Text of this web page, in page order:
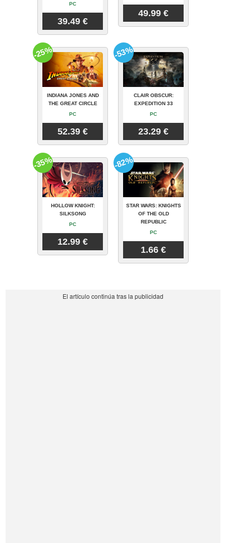
PC
39.49 €
49.99 €
INDIANA JONES AND
THE GREAT CIRCLE
PC
52.39 €
-25%
CLAIR OBSCUR:
EXPEDITION 33
PC
23.29 €
-53%
HOLLOW KNIGHT:
SILKSONG
PC
12.99 €
-35%
STAR WARS: KNIGHTS
OF THE OLD
REPUBLIC
PC
1.66 €
-82%